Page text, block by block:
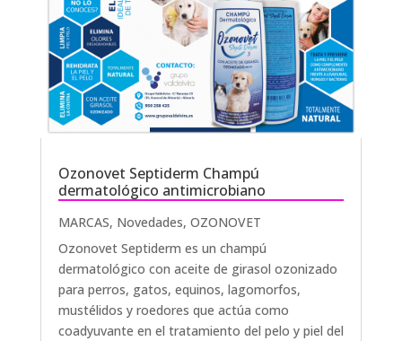
Ozonovet Septiderm Champú
dermatológico antimicrobiano
MARCAS, Novedades, OZONOVET
Ozonovet Septiderm es un champú
dermatológico con aceite de girasol ozonizado
para perros, gatos, equinos, lagomorfos,
mustélidos y roedores que actúa como
coadyuvante en el tratamiento del pelo y piel del